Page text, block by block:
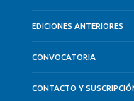
EDICIONES ANTERIORES
CONVOCATORIA
CONTACTO Y